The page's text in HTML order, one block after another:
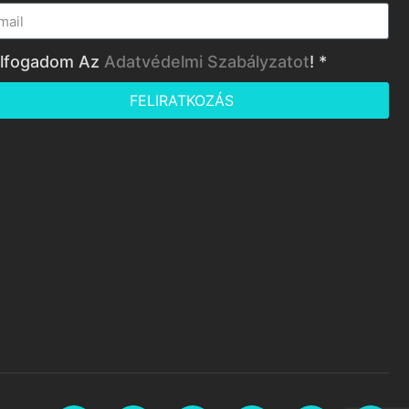
Az Adatvédelmi Szabályzatot! *
FELIRATKOZÁS